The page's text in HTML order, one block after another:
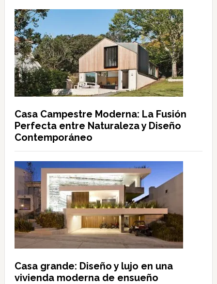
Casa Campestre Moderna: La Fusión
Perfecta entre Naturaleza y Diseño
Contemporáneo
Casa grande: Diseño y lujo en una
vivienda moderna de ensueño